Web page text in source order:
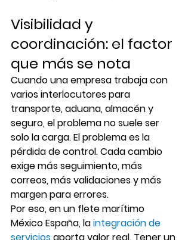
Visibilidad y
coordinación: el factor
que más se nota
Cuando una empresa trabaja con
varios interlocutores para
transporte, aduana, almacén y
seguro, el problema no suele ser
solo la carga. El problema es la
pérdida de control. Cada cambio
exige más seguimiento, más
correos, más validaciones y más
margen para errores.
Por eso, en un flete marítimo
México España, la integración de